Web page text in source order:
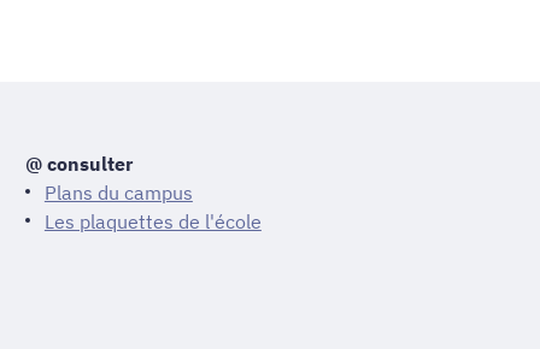
@ consulter
Plans du campus
Les plaquettes de l'école